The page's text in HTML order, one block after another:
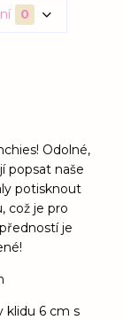
0
Odolné,
popsat naše
potisknout
což je pro
je
klidu 6 cm s